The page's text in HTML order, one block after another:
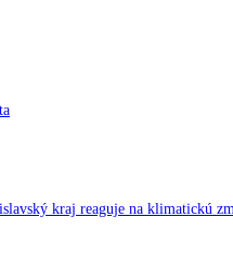
kraj reaguje na klimatickú